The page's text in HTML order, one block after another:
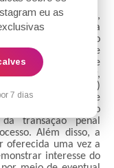
eu as
7 dias
pressuponham,
réu, ou seja, a sua
aceitar a imposição
ao sistema de
abusos que
podem ocasionar,
inocentes. (...)
afasta o interesse
Primeiramente, o
transação penal
Além disso, a
oferecida uma vez a
interesse do